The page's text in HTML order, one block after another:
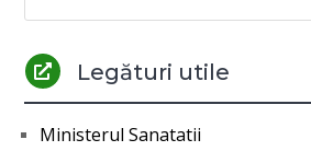
 Legături utile
Ministerul Sanatatii